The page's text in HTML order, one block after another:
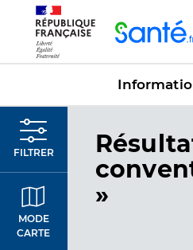
FILTRER
MODE
CARTE
»
Panneau de gestion des cookies